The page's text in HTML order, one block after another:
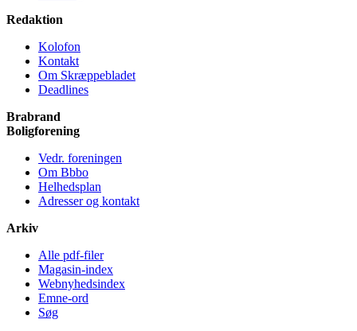
Redaktion
Kolofon
Kontakt
Om Skræppe­bladet
Deadlines
Brabrand
Bolig­forening
Vedr. foreningen
Om Bbbo
Helheds­plan
Adresser og kontakt
Arkiv
Alle pdf-filer
Magasin-index
Webnyhedsindex
Emne-ord
Søg